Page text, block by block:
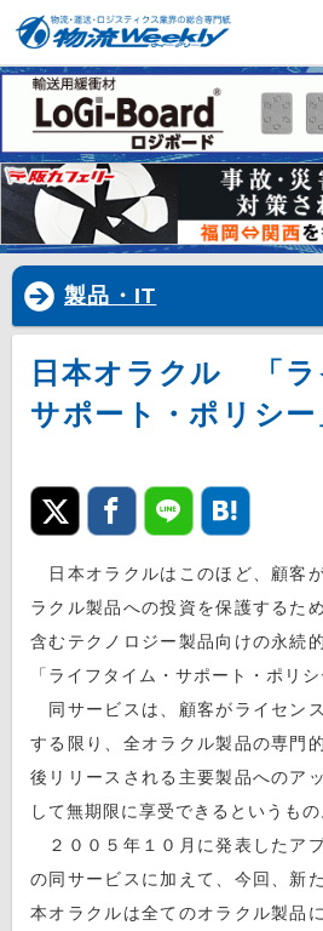
製品・IT
日本オラクル 「ラ
サポート・ポリシー
日本オラクルはこのほど、顧客
ラクル製品への投資を保護するた
含むテクノロジー製品向けの永続
「ライフタイム・サポート・ポリ
同サービスは、顧客がライセン
する限り、全オラクル製品の専門
後リリースされる主要製品へのア
して無期限に享受できるというもの
２００５年１０月に発表したア
の同サービスに加えて、今回、新
本オラクルは全てのオラクル製品